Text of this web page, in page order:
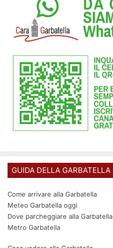
GUIDA DELLA GARBATELLA
Come arrivare alla Garbatella
Meteo Garbatella oggi
Dove parcheggiare alla Garbatella
Metro Garbatella